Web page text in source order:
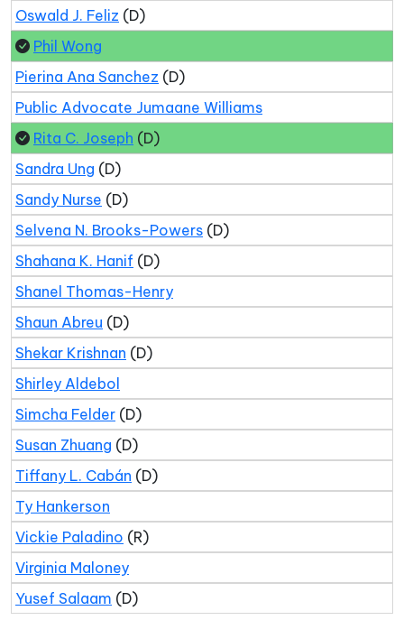
Oswald J. Feliz (D)
Phil Wong
Pierina Ana Sanchez (D)
Public Advocate Jumaane Williams
Rita C. Joseph (D)
Sandra Ung (D)
Sandy Nurse (D)
Selvena N. Brooks-Powers (D)
Shahana K. Hanif (D)
Shanel Thomas-Henry
Shaun Abreu (D)
Shekar Krishnan (D)
Shirley Aldebol
Simcha Felder (D)
Susan Zhuang (D)
Tiffany L. Cabán (D)
Ty Hankerson
Vickie Paladino (R)
Virginia Maloney
Yusef Salaam (D)